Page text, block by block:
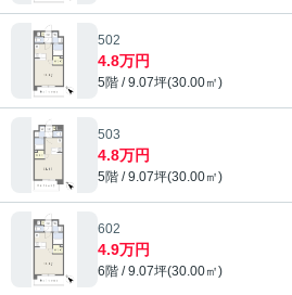
502
4.8万円
5階 / 9.07坪(30.00㎡)
503
4.8万円
5階 / 9.07坪(30.00㎡)
602
4.9万円
6階 / 9.07坪(30.00㎡)